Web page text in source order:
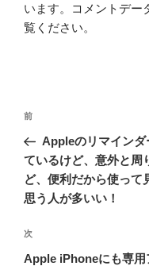
います。
コメントデー
覧ください。
投
ナ
ビ
ゲ
シ
前
の
投
稿
前
Appleのリマインダ
ているけど、意外と周
ど、便利だから使って
思う人が多いい！
次
の
次
Apple iPhoneにも専用